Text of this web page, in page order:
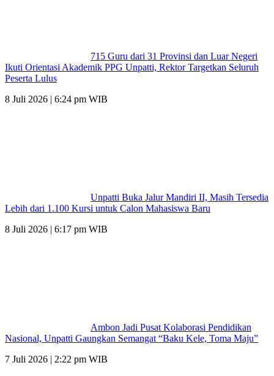
715 Guru dari 31 Provinsi dan Luar Negeri
Ikuti Orientasi Akademik PPG Unpatti, Rektor Targetkan Seluruh
Peserta Lulus
8 Juli 2026 | 6:24 pm WIB
Unpatti Buka Jalur Mandiri II, Masih Tersedia
Lebih dari 1.100 Kursi untuk Calon Mahasiswa Baru
8 Juli 2026 | 6:17 pm WIB
Ambon Jadi Pusat Kolaborasi Pendidikan
Nasional, Unpatti Gaungkan Semangat “Baku Kele, Toma Maju”
7 Juli 2026 | 2:22 pm WIB